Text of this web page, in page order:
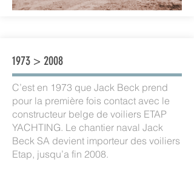
1973 > 2008
C’est en 1973 que Jack Beck prend
pour la première fois contact avec le
constructeur belge de voiliers ETAP
YACHTING. Le chantier naval Jack
Beck SA devient importeur des voiliers
Etap, jusqu’a fin 2008.